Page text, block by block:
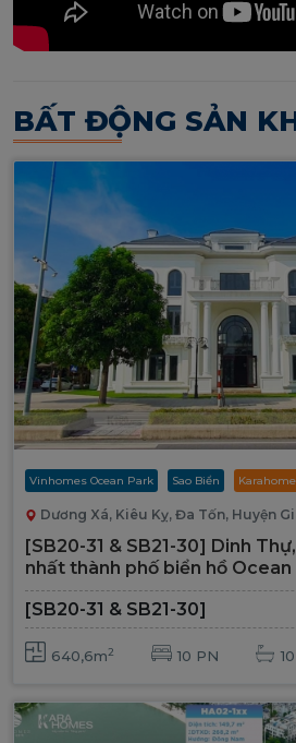
BẤT ĐỘNG SẢN
Vinhomes Ocean Park Sao Biển
Dương Xá, Kiêu Kỵ, Đa Tốn, Huyện
[SB20-31 & SB21-30] Dinh
nhất thành phố biển hồ Ocean
[SB20-31 & SB21-30]
640,6m2 10 PN